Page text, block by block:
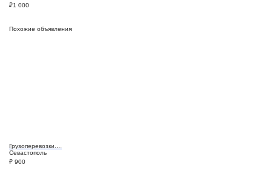
₽1 000
Похожие объявления
Грузоперевозки....
Севастополь
₽ 900